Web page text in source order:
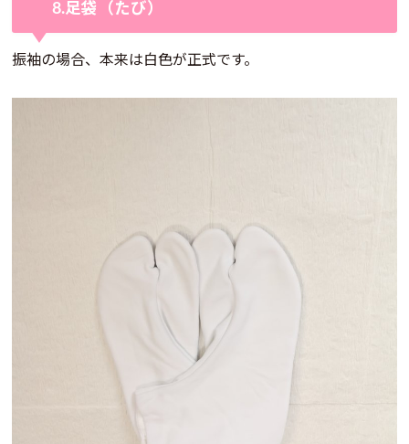
8.足袋（たび）
振袖の場合、本来は白色が正式です。